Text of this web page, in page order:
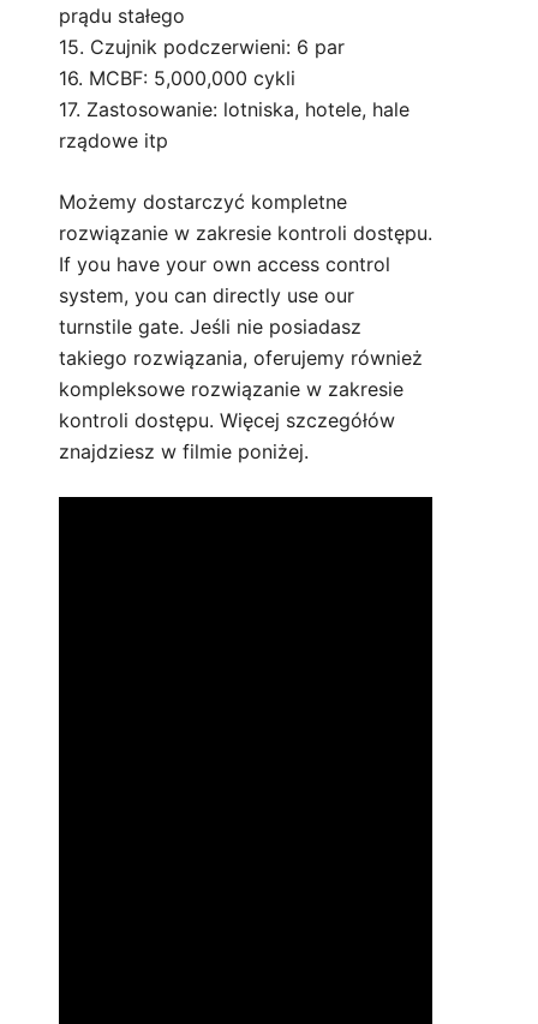
prądu stałego
15. Czujnik podczerwieni: 6 par
16. MCBF: 5,000,000 cykli
17. Zastosowanie: lotniska, hotele, hale
rządowe itp
Możemy dostarczyć kompletne
rozwiązanie w zakresie kontroli dostępu.
If you have your own access control
system, you can directly use our
turnstile gate. Jeśli nie posiadasz
takiego rozwiązania, oferujemy również
kompleksowe rozwiązanie w zakresie
kontroli dostępu. Więcej szczegółów
znajdziesz w filmie poniżej.